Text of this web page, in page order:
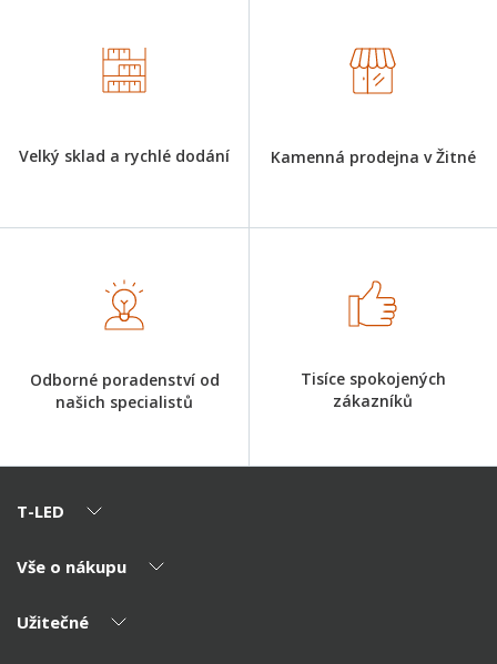
Velký sklad a rychlé dodání Kamenná prodejna v Žitné
Odborné poradenství od
našich specialistů
Tisíce spokojených
zákazníků
T-LED
O nás
Kontakty
Vše o nákupu
Výhody T-LED
Užitečné